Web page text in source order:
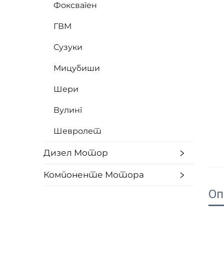
Фоксваген
ГВМ
Сузуки
Мицубиши
Шери
Вулинг
Шевролет
Дизел Мотор
Компоненте Мотора